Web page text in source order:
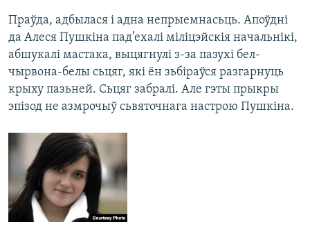
Праўда, адбылася і адна непрыемнасьць. Апоўдні
да Алеся Пушкіна пад’ехалі міліцэйскія начальнікі,
абшукалі мастака, выцягнулі з-за пазухі бел-
чырвона-белы сьцяг, які ён зьбіраўся разгарнуць
крыху пазьней. Сьцяг забралі. Але гэты прыкры
эпізод не азмрочыў сьвяточнага настрою Пушкіна.